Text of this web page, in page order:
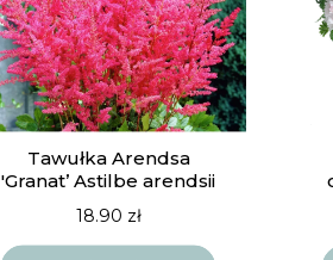
Tawułka Arendsa
'Granat’ Astilbe arendsii
18.90 zł